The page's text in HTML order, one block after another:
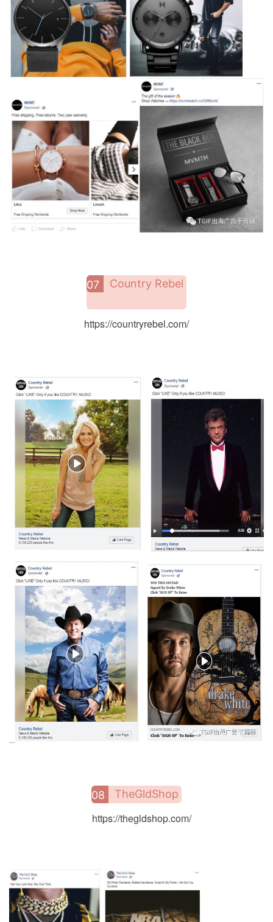
07 Country Rebel
https://countryrebel.com/
08 TheGldShop
https://thegldshop.com/